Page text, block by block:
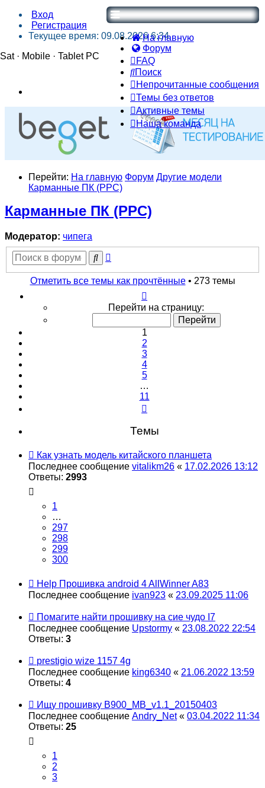
На главную
Форум
FAQ
Поиск
Непрочитанные сообщения
Темы без ответов
Активные темы
Наша команда
Вход
Регистрация
Текущее время: 09.08.2026 6:34
Sat · Mobile · Tablet PC
Перейти: На главную Форум Другие модели
Карманные ПК (PPC)
Карманные ПК (PPC)
Модератор: чипега
Поиск
Отметить все темы как прочтённые• 273 темы
1
из
11
Перейти на страницу:
1
2
3
4
5
…
11
Темы
Как узнать модель китайского планшета
Последнее сообщение vitalikm26 « 17.02.2026 13:12
Ответы: 2993
1
…
297
298
299
300
Help Прошивка android 4 AllWinner A83
Последнее сообщение ivan923 « 23.09.2025 11:06
Помагите найти прошивку на сие чудо I7
Последнее сообщение Upstormy « 23.08.2022 22:54
Ответы: 3
prestigio wize 1157 4g
Последнее сообщение king6340 « 21.06.2022 13:59
Ответы: 4
Ищу прошивку B900_MB_v1.1_20150403
Последнее сообщение Andry_Net« 03.04.2022 11:34
Ответы: 25
1
2
3